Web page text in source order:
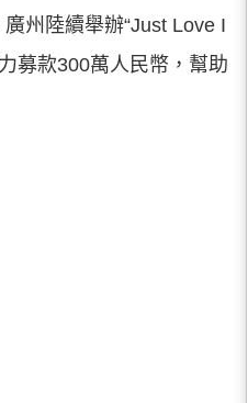
州陸續舉辦“Just Love I
募款300萬人民幣，幫助